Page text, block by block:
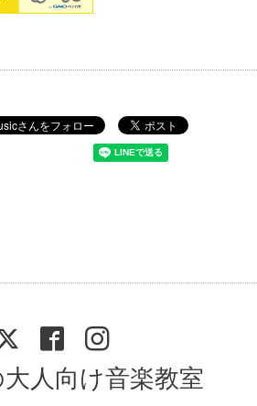
人向け音楽教室